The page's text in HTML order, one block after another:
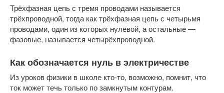
Трёхфазная цепь с тремя проводами называется
трёхпроводной, тогда как трёхфазная цепь с четырьмя
проводами, один из которых нулевой, а остальные —
фазовые, называется четырёхпроводной.
Как обозначается нуль в электричестве
Из уроков физики в школе кто-то, возможно, помнит, что
ток может течь только по замкнутым контурам.